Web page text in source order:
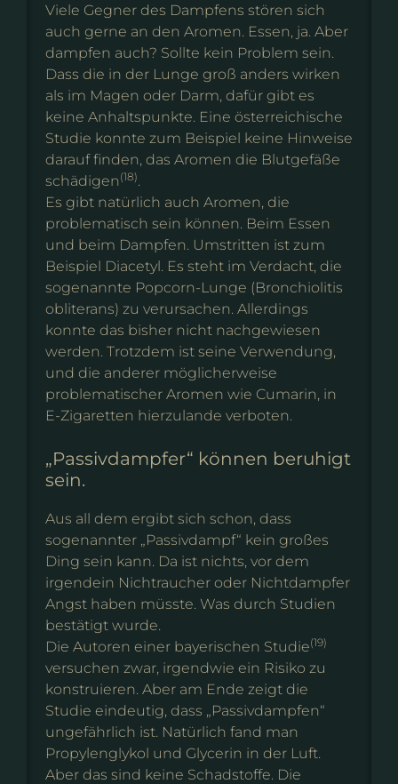
Viele Gegner des Dampfens stören sich
auch gerne an den Aromen. Essen, ja. Aber
dampfen auch? Sollte kein Problem sein.
Dass die in der Lunge groß anders wirken
als im Magen oder Darm, dafür gibt es
keine Anhaltspunkte. Eine österreichische
Studie konnte zum Beispiel keine Hinweise
darauf finden, das Aromen die Blutgefäße
schädigen(18).
Es gibt natürlich auch Aromen, die
problematisch sein können. Beim Essen
und beim Dampfen. Umstritten ist zum
Beispiel Diacetyl. Es steht im Verdacht, die
sogenannte Popcorn-Lunge (Bronchiolitis
obliterans) zu verursachen. Allerdings
konnte das bisher nicht nachgewiesen
werden. Trotzdem ist seine Verwendung,
und die anderer möglicherweise
problematischer Aromen wie Cumarin, in
E-Zigaretten hierzulande verboten.
„Passivdampfer“ können beruhigt
sein.
Aus all dem ergibt sich schon, dass
sogenannter „Passivdampf“ kein großes
Ding sein kann. Da ist nichts, vor dem
irgendein Nichtraucher oder Nichtdampfer
Angst haben müsste. Was durch Studien
bestätigt wurde.
Die Autoren einer bayerischen Studie(19)
versuchen zwar, irgendwie ein Risiko zu
konstruieren. Aber am Ende zeigt die
Studie eindeutig, dass „Passivdampfen“
ungefährlich ist. Natürlich fand man
Propylenglykol und Glycerin in der Luft.
Aber das sind keine Schadstoffe. Die